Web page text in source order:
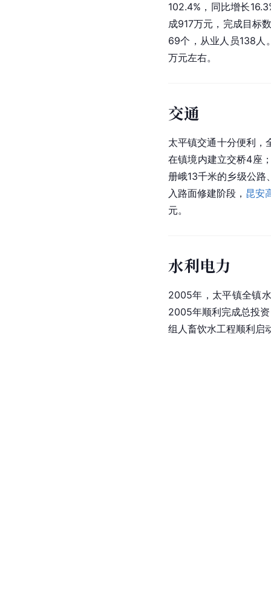
102.4%，同比增长
成917万元，完成目标
69个，从业人员138人
万元左右。
交通
太平镇交通十分便利，
在镇境内建立交桥4座
册峨13千米的乡级公
入路面修建阶段， 昆安
元。
水利电力
2005年，太平镇全镇
2005年顺利完成总投
组人畜饮水工程顺利启